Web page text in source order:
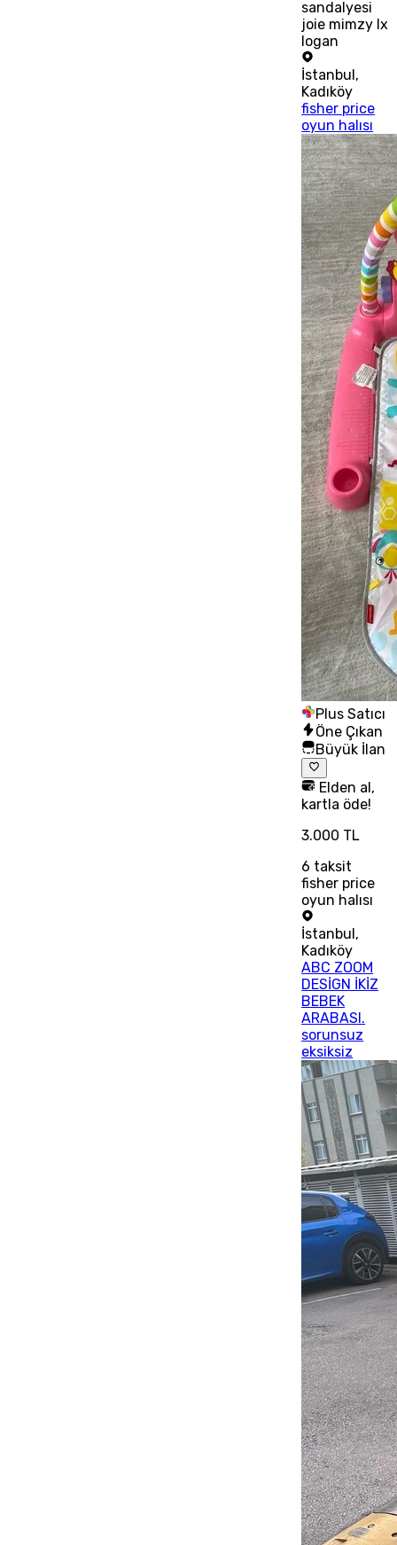
sandalyesi
joie mimzy lx
logan
İstanbul ,
Kadıköy
fisher price
oyun halısı
Plus Satıcı
Öne Çıkan
Büyük İlan
Elden al,
kartla öde!
3.000 TL
6 taksit
fisher price
oyun halısı
İstanbul,
Kadıköy
ABC ZOOM
DESİGN İKİZ
BEBEK
ARABASI.
sorunsuz
eksiksiz